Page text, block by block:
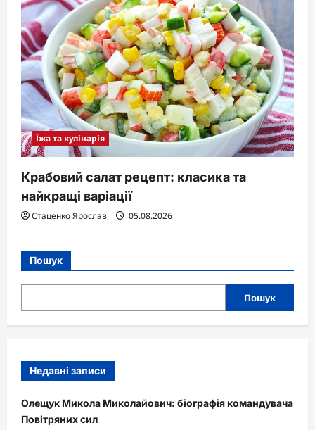
Їжа та кулінарія
Крабовий салат рецепт: класика та
найкращі варіації
Стаценко Ярослав 05.08.2026
Пошук
Пошук
Недавні записи
Олещук Микола Миколайович: біографія командувача
Повітряних сил